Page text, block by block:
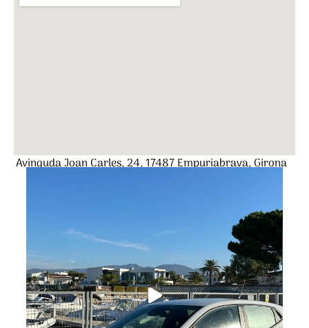
Avinguda Joan Carles, 24, 17487 Empuriabrava, Girona